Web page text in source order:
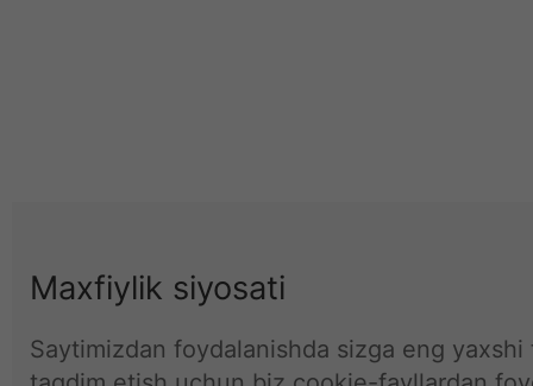
Maxfiylik siyosati
Saytimizdan foydalanishda sizga eng yaxshi